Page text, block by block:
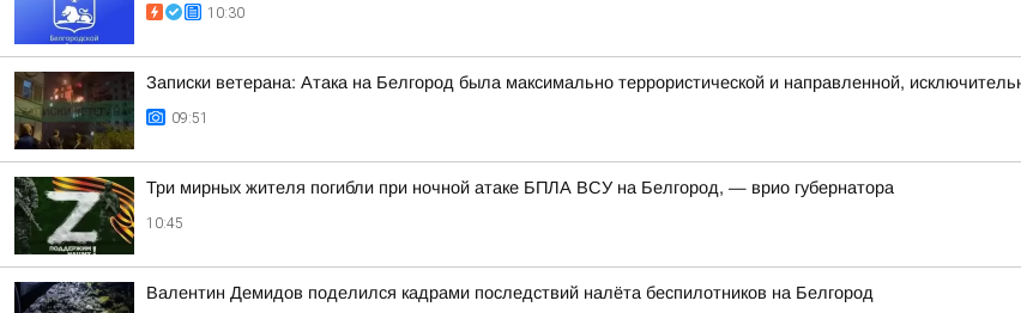
10:30
Записки ветерана: Атака на Белгород была максимально террористической и направленной,
09:51
Три мирных жителя погибли при ночной атаке БПЛА ВСУ на Белгород, — врио губернатора
10:45
Валентин Демидов поделился кадрами последствий налёта беспилотников на Белгород